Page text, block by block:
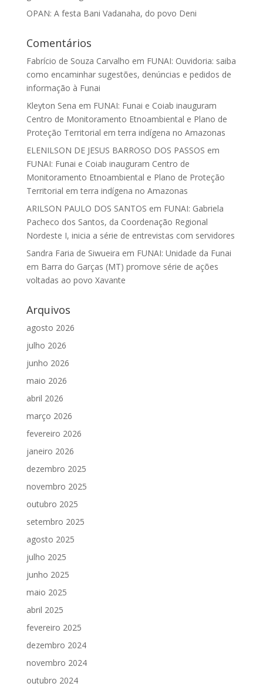
OPAN: A festa Bani Vadanaha, do povo Deni
Comentários
Fabrício de Souza Carvalho em FUNAI: Ouvidoria: saiba
como encaminhar sugestões, denúncias e pedidos de
informação à Funai
Kleyton Sena em FUNAI: Funai e Coiab inauguram
Centro de Monitoramento Etnoambiental e Plano de
Proteção Territorial em terra indígena no Amazonas
ELENILSON DE JESUS BARROSO DOS PASSOS em
FUNAI: Funai e Coiab inauguram Centro de
Monitoramento Etnoambiental e Plano de Proteção
Territorial em terra indígena no Amazonas
ARILSON PAULO DOS SANTOS em FUNAI: Gabriela
Pacheco dos Santos, da Coordenação Regional
Nordeste I, inicia a série de entrevistas com servidores
Sandra Faria de Siwueira em FUNAI: Unidade da Funai
em Barra do Garças (MT) promove série de ações
voltadas ao povo Xavante
Arquivos
agosto 2026
julho 2026
junho 2026
maio 2026
abril 2026
março 2026
fevereiro 2026
janeiro 2026
dezembro 2025
novembro 2025
outubro 2025
setembro 2025
agosto 2025
julho 2025
junho 2025
maio 2025
abril 2025
fevereiro 2025
dezembro 2024
novembro 2024
outubro 2024